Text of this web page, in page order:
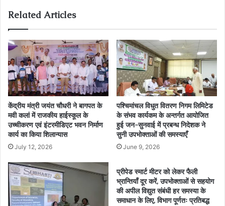
Related Articles
केंद्रीय मंत्री जयंत चौधरी ने बागपत के
मवी कलां में राजकीय हाईस्कूल के
उच्चीकरण एवं इंटरमीडिएट भवन निर्माण
कार्य का किया शिलान्यास
July 12, 2026
पश्चिमांचल विधुत वितरण निगम लिमिटेड
के संभव कार्यकम के अन्तर्गत आयोजित
हुई जन-सुनवाई में प्रबन्ध निदेशक ने
सुनी उपभोक्ताओं की समस्याएँ
June 9, 2026
प्रीपेड स्मार्ट मीटर को लेकर फैली
भ्रान्तियाँ दूर करें, उपभोक्ताओं से सहयोग
की अपील विद्युत संबंधी हर समस्या के
समाधान के लिए, विभाग पूर्णतः प्रतिबद्ध